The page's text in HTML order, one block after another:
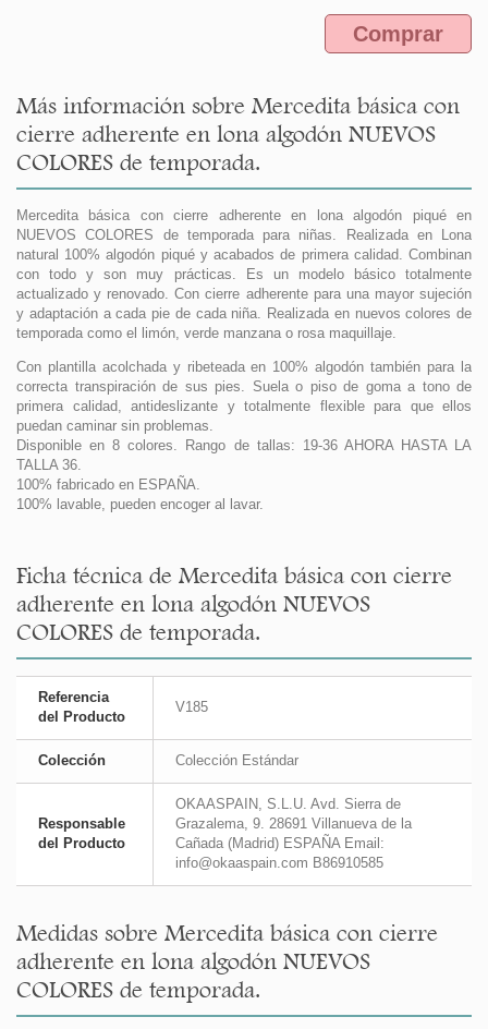
Comprar
Más información sobre Mercedita básica con
cierre adherente en lona algodón NUEVOS
COLORES de temporada.
Mercedita básica con cierre adherente en lona algodón piqué en
NUEVOS COLORES de temporada para niñas. Realizada en Lona
natural 100% algodón piqué y acabados de primera calidad. Combinan
con todo y son muy prácticas. Es un modelo básico totalmente
actualizado y renovado. Con cierre adherente para una mayor sujeción
y adaptación a cada pie de cada niña. Realizada en nuevos colores de
temporada como el limón, verde manzana o rosa maquillaje.
Con plantilla acolchada y ribeteada en 100% algodón también para la
correcta transpiración de sus pies. Suela o piso de goma a tono de
primera calidad, antideslizante y totalmente flexible para que ellos
puedan caminar sin problemas.
Disponible en 8 colores. Rango de tallas: 19-36 AHORA HASTA LA
TALLA 36.
100% fabricado en ESPAÑA.
100% lavable, pueden encoger al lavar.
Ficha técnica de Mercedita básica con cierre
adherente en lona algodón NUEVOS
COLORES de temporada.
Referencia
del Producto
V185
Colección Colección Estándar
Responsable
del Producto
OKAASPAIN, S.L.U. Avd. Sierra de
Grazalema, 9. 28691 Villanueva de la
Cañada (Madrid) ESPAÑA Email:
info@okaaspain.com B86910585
Medidas sobre Mercedita básica con cierre
adherente en lona algodón NUEVOS
COLORES de temporada.